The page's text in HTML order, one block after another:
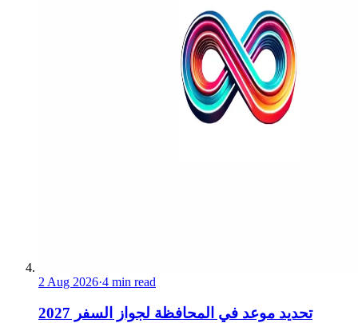
2 Aug 2026·4 min read
تحديد موعد في المحافظة لجواز السفر 2027